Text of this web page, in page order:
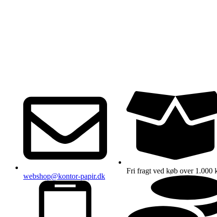
webshop@kontor-papir.dk
Fri fragt ved køb over 1.000